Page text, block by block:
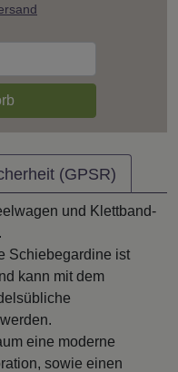
(GPSR)
und Klettband-
Schiebegardine ist
kann mit dem
eine moderne
sowie einen